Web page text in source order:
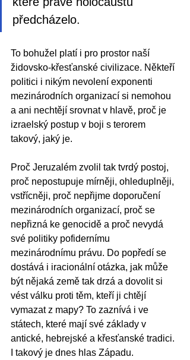
předcházelo.
To bohužel platí i pro prostor naší
židovsko-křesťanské civilizace. Někteří
politici i nikým nevolení exponenti
mezinárodních organizací si nemohou
a ani nechtějí srovnat v hlavě, proč je
izraelský postup v boji s terorem
takový, jaký je.
Proč Jeruzalém zvolil tak tvrdý postoj,
proč nepostupuje mírněji, ohleduplněji,
vstřícněji, proč nepřijme doporučení
mezinárodních organizací, proč se
nepřizná ke genocidě a proč nevydá
své politiky pofidernímu
mezinárodnímu právu. Do popředí se
dostává i iracionální otázka, jak může
být nějaká země tak drzá a dovolit si
vést válku proti těm, kteří ji chtějí
vymazat z mapy? To zaznívá i ve
státech, které mají své základy v
antické, hebrejské a křesťanské tradici.
I takový je dnes hlas Západu.